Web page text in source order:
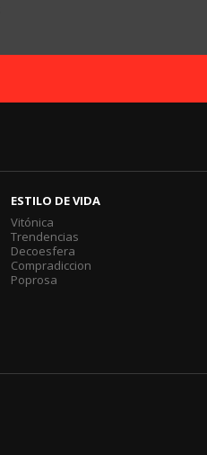
ESTILO DE VIDA
Vitónica
Trendencias
Decoesfera
Compradiccion
Poprosa